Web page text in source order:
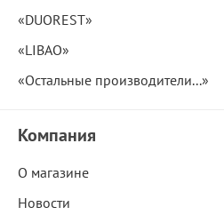
«DUOREST»
«LIBAO»
«Остальные производители...»
Компания
О магазине
Новости